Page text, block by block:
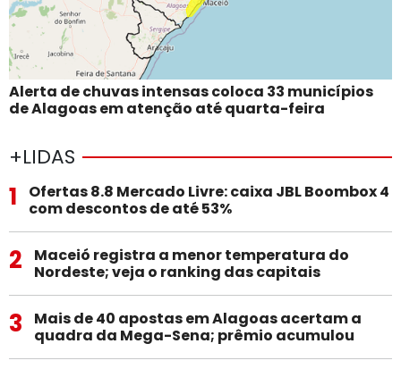
Alerta de chuvas intensas coloca 33 municípios
de Alagoas em atenção até quarta-feira
+LIDAS
1
Ofertas 8.8 Mercado Livre: caixa JBL Boombox 4
com descontos de até 53%
2
Maceió registra a menor temperatura do
Nordeste; veja o ranking das capitais
3
Mais de 40 apostas em Alagoas acertam a
quadra da Mega-Sena; prêmio acumulou